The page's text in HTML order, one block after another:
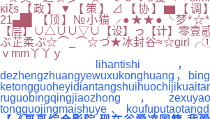
κiξs【政】▼【策】⊿【协】▆【调】
21▄█▌【顶】№小猫╭●★★●╰梦
【层】∪△∪∪▽∪【设】っ【计】零壹
ぷ芷柔ぷ☆⌒_⌒☆づ★冰封谷
ｖmm丫丫ｙ
lihantishi，
dezhengzhuangyewuxukonghuang，
ruguobingqingjiaozhong，
tongguojingmaishuye、